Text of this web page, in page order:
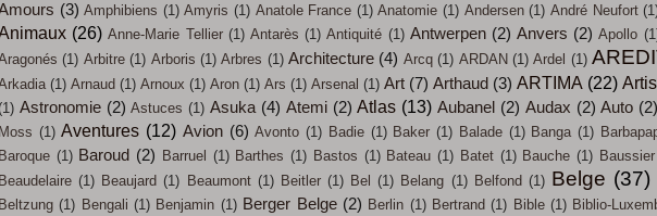
(3) Amphibiens (1) Amyris (1) Anatole France (1) Anatomie (1) Andersen (1) André Neufort
(26) Anne-Marie Tellier (1) Antarès (1) Antiquité (1) Antwerpen (2) Anvers (2) Apollo
(1) Arbitre (1) Arboris (1) Arbres (1) Architecture (4) Arcq (1) ARDAN (1) Ardel (1)
(1) Arnaud (1) Arnoux (1) Aron (1) Ars (1) Arsenal (1) Art (7) Arthaud (3) ARTIMA (22) Artis
Astronomie (2) Astuces (1) Asuka (4) Atemi (2) Atlas (13) Aubanel (2) Audax (2) Auto (2)
Moss (1) Aventures (12) Avion (6) Avonto (1) Badie (1) Baker (1) Balade (1) Banga (1)
Baroque (1) Baroud (2) Barruel (1) Barthes (1) Bastos (1) Bateau (1) Batet (1) Bauche (1) Baussier
Beaudelaire (1) Beaujard (1) Beaumont (1) Beitler (1) Bel (1) Belang (1) Belfond (1) Belge (37)
Beltzung (1) Bengali (1) Benjamin (1) Berger Belge (2) Berlin (1) Bertrand (1) Bible (1) Biblio-